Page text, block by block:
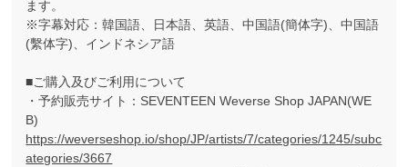
ます。
※字幕対応：韓国語、日本語、英語、中国語(簡体字)、中国語
(繫体字)、インドネシア語
■ご購入及びご利用について
・予約販売サイト：SEVENTEEN Weverse Shop JAPAN(WE
B)
https://weverseshop.io/shop/JP/artists/7/categories/1245/subc
ategories/3667